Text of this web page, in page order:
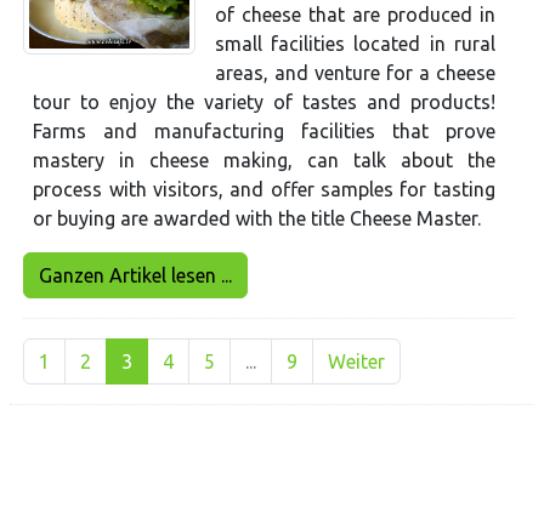
of cheese that are produced in
small facilities located in rural
areas, and venture for a cheese
tour to enjoy the variety of tastes and products!
Farms and manufacturing facilities that prove
mastery in cheese making, can talk about the
process with visitors, and offer samples for tasting
or buying are awarded with the title Cheese Master.
Ganzen Artikel lesen ...
1 2 3 4 5 9 Weiter